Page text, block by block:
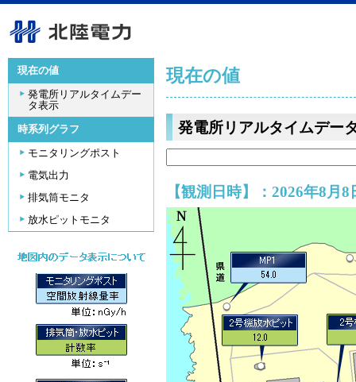
現在の値
発電所リアルタイムデー
タ表示
時系列グラフ
モニタリングポスト
電気出力
排気筒モニタ
放水ピットモニタ
現在の値
発電所リアルタイムデー
【観測日時】：2026年8月